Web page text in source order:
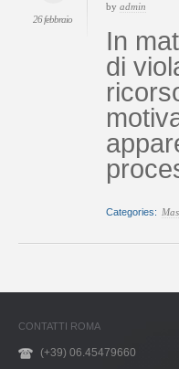
26 febbraio
by admin
In
di
Categories:
CONTATTI ROMA
(+39) 06.45479660